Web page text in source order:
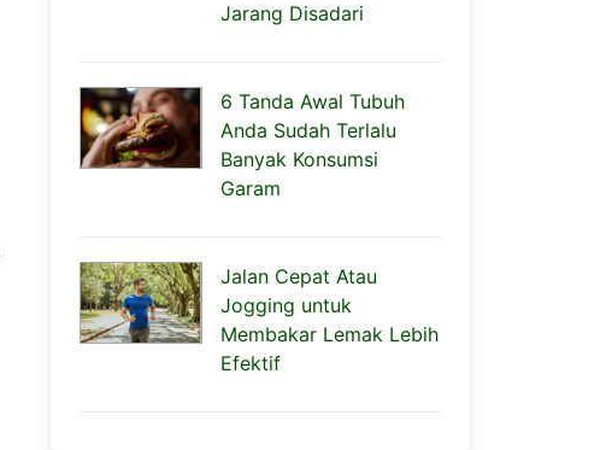
Jarang Disadari
6 Tanda Awal Tubuh
Anda Sudah Terlalu
Banyak Konsumsi
Garam
Jalan Cepat Atau
Jogging untuk
Membakar Lemak Lebih
Efektif